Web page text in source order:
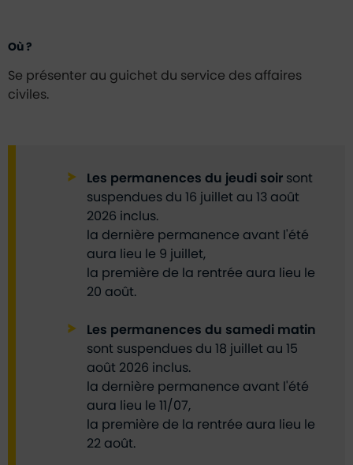
Où ?
Se présenter au guichet du service des affaires
civiles.
Les permanences du jeudi soir sont
suspendues du 16 juillet au 13 août
2026 inclus.
la dernière permanence avant l'été
aura lieu le 9 juillet,
la première de la rentrée aura lieu le
20 août.
Les permanences du samedi matin
sont suspendues du 18 juillet au 15
août 2026 inclus.
la dernière permanence avant l'été
aura lieu le 11/07,
la première de la rentrée aura lieu le
22 août.